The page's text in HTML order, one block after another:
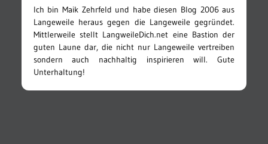
Ich bin Maik Zehrfeld und habe diesen Blog 2006 aus
Langeweile heraus gegen die Langeweile gegründet.
Mittlerweile stellt LangweileDich.net eine Bastion der
guten Laune dar, die nicht nur Langeweile vertreiben
sondern auch nachhaltig inspirieren will. Gute
Unterhaltung!